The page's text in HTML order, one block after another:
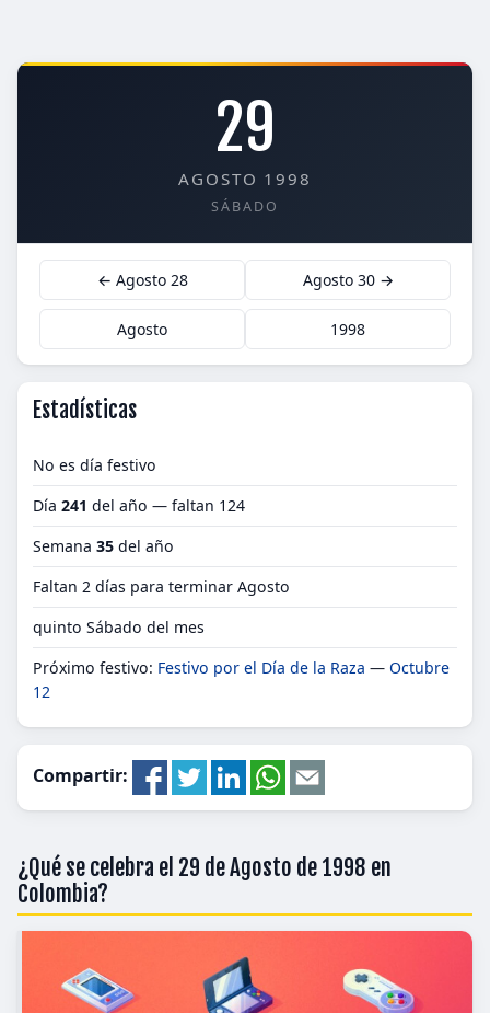
29
AGOSTO 1998
SÁBADO
← Agosto 28 Agosto 30 →
Agosto 1998
Estadísticas
No es día festivo
Día 241 del año — faltan 124
Semana 35 del año
Faltan 2 días para terminar Agosto
quinto Sábado del mes
Próximo festivo: Festivo por el Día de la Raza — Octubre
12
Compartir:
¿Qué se celebra el 29 de Agosto de 1998 en
Colombia?